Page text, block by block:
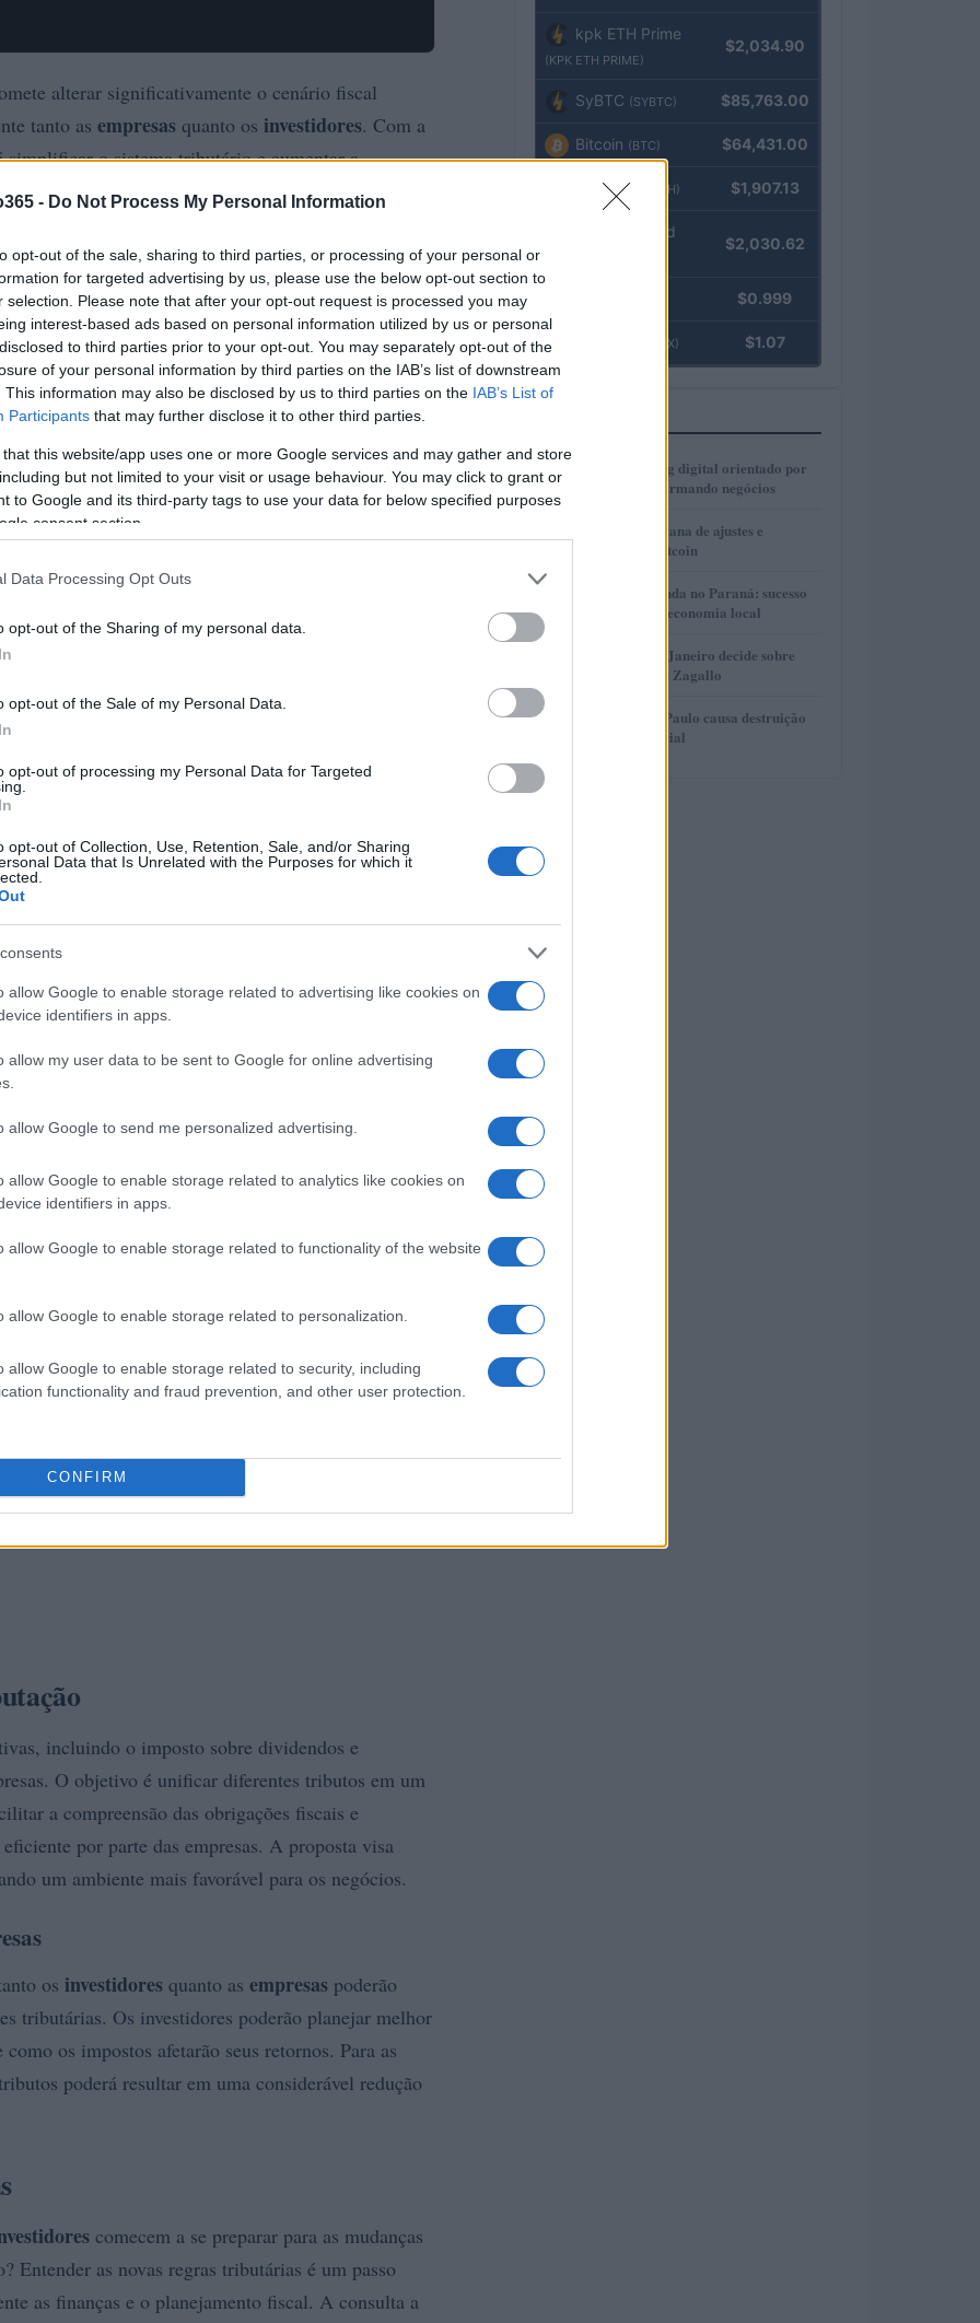
- Do Not Process My Personal Information
opt-out of the sale, sharing to third parties, or processing of your personal or
for targeted advertising by us, please use the below opt-out section to
selection. Please note that after your opt-out request is processed you may
interest-based ads based on personal information utilized by us or personal
to third parties prior to your opt-out. You may separately opt-out of the
of your personal information by third parties on the IAB’s list of downstream
This information may also be disclosed by us to third parties on the IAB’s List of
Participants that may further disclose it to other third parties.
that this website/app uses one or more Google services and may gather and store
but not limited to your visit or usage behaviour. You may click to grant or
to Google and its third-party tags to use your data for below specified purposes
consent section.
Data Processing Opt Outs
opt-out of the Sharing of my personal data.
opt-out of the Sale of my Personal Data.
opt-out of processing my Personal Data for Targeted
opt-out of Collection, Use, Retention, Sale, and/or Sharing
Data that Is Unrelated with the Purposes for which it
allow Google to enable storage related to advertising like cookies on
identifiers in apps.
allow my user data to be sent to Google for online advertising
allow Google to send me personalized advertising.
allow Google to enable storage related to analytics like cookies on
identifiers in apps.
allow Google to enable storage related to functionality of the website
allow Google to enable storage related to personalization.
allow Google to enable storage related to security, including
functionality and fraud prevention, and other user protection.
CONFIRM
alterar significativamente o cenário fiscal
tanto as empresas quanto os investidores. Com a
simplificar o sistema tributário e aumentar a
o Supremo Tribunal Federal e outras
é essencial para assegurar que as novas
permitindo que o mercado se adapte a essas
de dividendos
econômico diz respeito ao
pelas empresas aos seus acionistas
os dividendos eram isentos de impostos, o que
Com essa alteração, projeta-se que o custo de
a atratividade do mercado de capitais.
lucros
forma regular precisarão reconsiderar suas
a decisão de reinvestir ou distribuir lucros
ainda mais crucial, uma vez que as empresas
a necessidade de oferecer retorno aos acionistas.
incluindo o imposto sobre dividendos e
O objetivo é unificar diferentes tributos em um
a compreensão das obrigações fiscais e
por parte das empresas. A proposta visa
um ambiente mais favorável para os negócios.
os investidores quanto as empresas poderão
tributárias. Os investidores poderão planejar melhor
os impostos afetarão seus retornos. Para as
poderá resultar em uma considerável redução
comecem a se preparar para as mudanças
Entender as novas regras tributárias é um passo
as finanças e o planejamento fiscal. A consulta a
kpk ETH Prime
(KPK ETH PRIME)
$2,034.90
SyBTC (SYBTC) $85,763.00
Bitcoin (BTC) $64,431.00
Ethereum (ETH) $1,907.13
kpk ETH Yield
$2,030.62
$0.999
(USDEX) $1.07
1
Como o marketing digital orientado por
dados está transformando negócios
2
Real e cripto: semana de ajustes e
dominância de Bitcoin
3
Turismo de Lavanda no Paraná: sucesso
que movimenta a economia local
Justiça do Rio de Janeiro decide sobre
divisão de bens de Zagallo
5
Incêndio em São Paulo causa destruição
em centro comercial